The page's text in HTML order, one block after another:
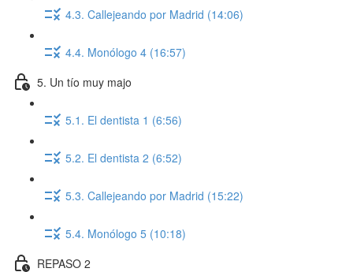
4.3. Callejeando por Madrid (14:06)
4.4. Monólogo 4 (16:57)
5. Un tío muy majo
5.1. El dentista 1 (6:56)
5.2. El dentista 2 (6:52)
5.3. Callejeando por Madrid (15:22)
5.4. Monólogo 5 (10:18)
REPASO 2